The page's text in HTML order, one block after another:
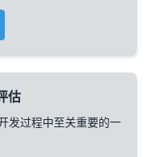
估
发过程中至关重要的一